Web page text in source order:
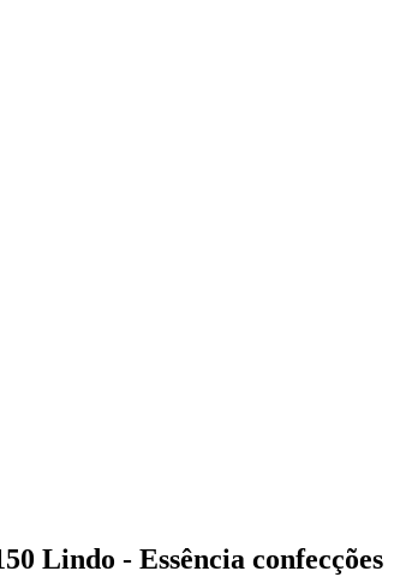
Lindo - Essência confecções